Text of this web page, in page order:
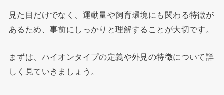
見た目だけでなく、運動量や飼育環境にも関わる特徴が
あるため、事前にしっかりと理解することが大切です。
まずは、ハイオンタイプの定義や外見の特徴について詳
しく見ていきましょう。